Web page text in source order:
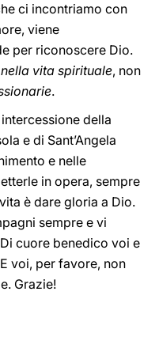
ci incontriamo con
viene
per riconoscere Dio.
vita spirituale, non
.
della
e di Sant’Angela
e nelle
in opera, sempre
è dare gloria a Dio.
sempre e vi
cuore benedico voi e
voi, per favore, non
Grazie!